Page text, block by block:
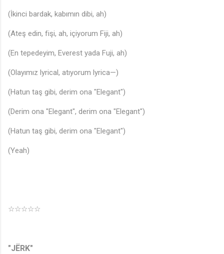
(İkinci bardak, kabımın dibi, ah)
(Ateş edin, fişi, ah, içiyorum Fiji, ah)
(En tepedeyim, Everest yada Fuji, ah)
(Olayımız lyrical, atıyorum lyrica—)
(Hatun taş gibi, derim ona "Elegant")
(Derim ona "Elegant", derim ona "Elegant")
(Hatun taş gibi, derim ona "Elegant")
(Yeah)
☆☆☆☆☆
"JËRK"